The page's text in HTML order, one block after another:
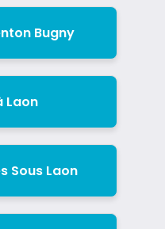
Bugny
Laon
Sous Laon